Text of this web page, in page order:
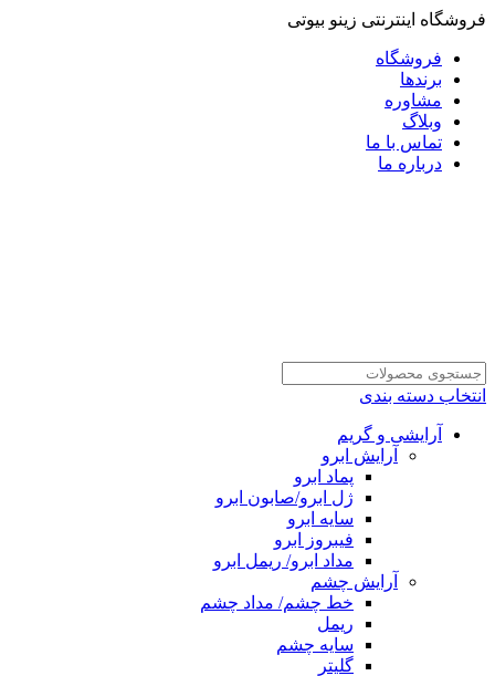
فروشگاه اینترنتی زینو بیوتی
فروشگاه
برندها
مشاوره
وبلاگ
تماس با ما
درباره ما
انتخاب دسته بندی
آرایشی و گریم
آرایش ابرو
پماد ابرو
ژل ابرو/صابون ابرو
سایه ابرو
فیبروز ابرو
مداد ابرو/ ریمل ابرو
آرایش چشم
خط چشم/ مداد چشم
ریمل
سایه چشم
گلیتر